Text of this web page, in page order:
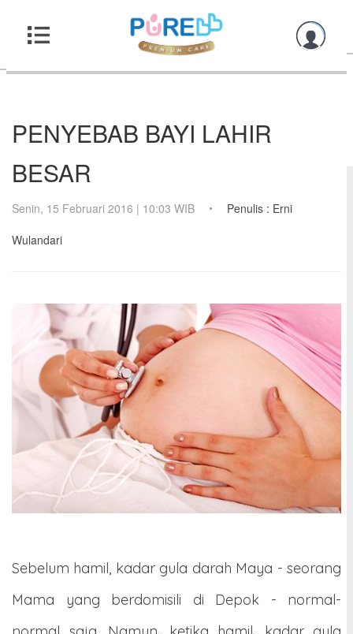
PENYEBAB BAYI LAHIR
BESAR
Senin, 15 Februari 2016 | 10:03 WIB
Penulis : Erni
Wulandari
Sebelum hamil, kadar gula darah Maya - seorang
Mama yang berdomisili di Depok - normal-